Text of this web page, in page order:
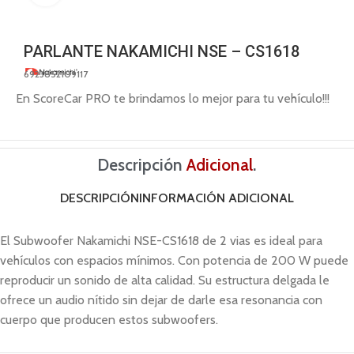
PARLANTE NAKAMICHI NSE – CS1618
6923852109117
En ScoreCar PRO te brindamos lo mejor para tu vehículo!!!
DescripciónAdicional.
DESCRIPCIÓNINFORMACIÓN ADICIONAL
El Subwoofer Nakamichi NSE-CS1618 de 2 vias es ideal para
vehículos con espacios mínimos. Con potencia de 200 W puede
reproducir un sonido de alta calidad. Su estructura delgada le
ofrece un audio nítido sin dejar de darle esa resonancia con
cuerpo que producen estos subwoofers.